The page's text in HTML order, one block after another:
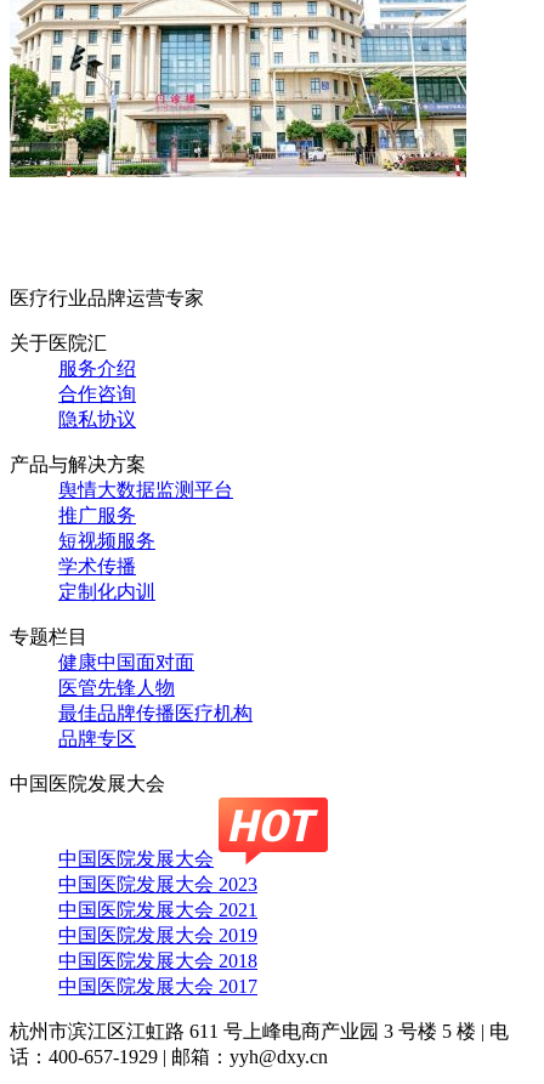
医疗行业品牌运营专家
关于医院汇
服务介绍
合作咨询
隐私协议
产品与解决方案
舆情大数据监测平台
推广服务
短视频服务
学术传播
定制化内训
专题栏目
健康中国面对面
医管先锋人物
最佳品牌传播医疗机构
品牌专区
中国医院发展大会
中国医院发展大会
中国医院发展大会 2023
中国医院发展大会 2021
中国医院发展大会 2019
中国医院发展大会 2018
中国医院发展大会 2017
杭州市滨江区江虹路 611 号上峰电商产业园 3 号楼 5 楼 | 电
话：400-657-1929 | 邮箱：yyh@dxy.cn